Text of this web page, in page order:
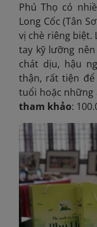
Phú Thọ có
Long Cốc (Tân
vị chè riêng biệt.
tay kỹ lưỡng
chát dịu, hậu
thận, rất tiện
tuổi hoặc những
tham khảo: